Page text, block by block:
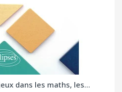
dans les maths, les...